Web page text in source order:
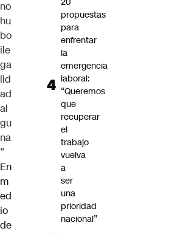
no
hu
bo
ile
ga
lid
ad
al
gu
na
”
En
m
ed
io
de
propuestas
para
enfrentar
la
emergencia
laboral:
“Queremos
que
recuperar
el
trabajo
vuelva
a
ser
una
prioridad
nacional”